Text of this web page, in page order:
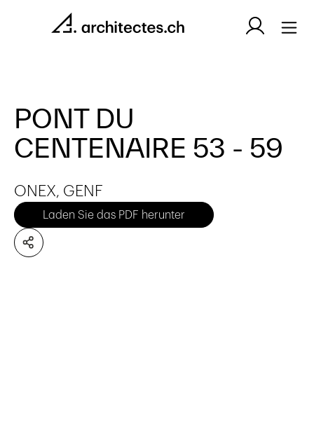
PONT DU
CENTENAIRE 53 - 59
ONEX, GENF
Laden Sie das PDF herunter